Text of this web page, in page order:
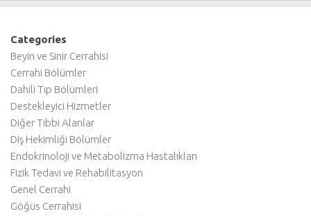
Categories
Beyin ve Sinir Cerrahisi
Cerrahi Bölümler
Dahili Tıp Bölümleri
Destekleyici Hizmetler
Diğer Tıbbi Alanlar
Diş Hekimliği Bölümler
Endokrinoloji ve Metabolizma Hastalıkları
Fizik Tedavi ve Rehabilitasyon
Genel Cerrahi
Göğüs Cerrahisi